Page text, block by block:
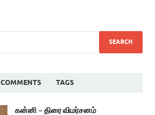
COMMENTS TAGS
கன்னி – திரை விமர்சனம்